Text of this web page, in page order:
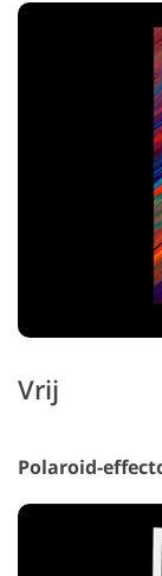
Vrij
Polaroid-